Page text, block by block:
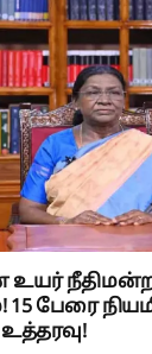
நீதிமன்ற
பேரை